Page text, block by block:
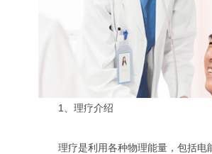
1、理疗介绍
理疗是利用各种物理能量，包括电